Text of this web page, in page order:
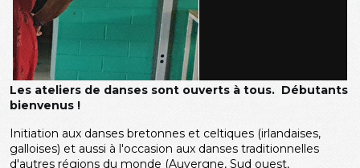
Les ateliers de danses sont ouverts à tous. Débutants
bienvenus !
Initiation aux danses bretonnes et celtiques (irlandaises,
galloises) et aussi à l'occasion aux danses traditionnelles
d'autres régions du monde (Auvergne, Sud ouest,